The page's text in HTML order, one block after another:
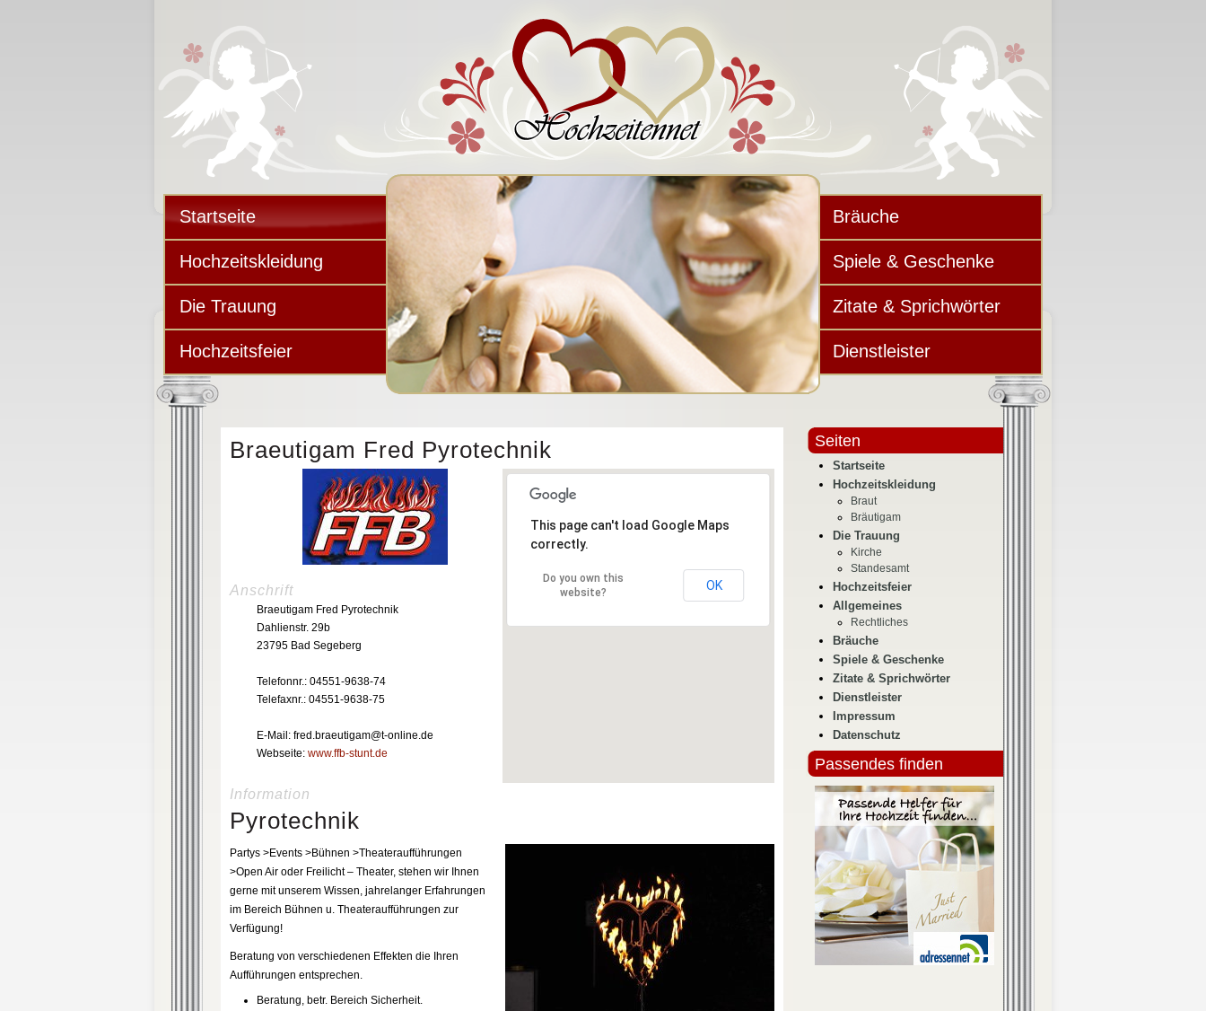
Startseite
Hochzeitskleidung
Die Trauung
Hochzeitsfeier
Bräuche
Spiele & Geschenke
Zitate & Sprichwörter
Dienstleister
Braeutigam Fred Pyrotechnik
This page can't load Google Maps
correctly.
Do you own this
website?
OK
Anschrift
Braeutigam Fred Pyrotechnik
Dahlienstr. 29b
23795 Bad Segeberg
Telefonnr.: 04551-9638-74
Telefaxnr.: 04551-9638-75
E-Mail: fred.braeutigam@t-online.de
Webseite: www.ffb-stunt.de
Information
Pyrotechnik
Partys >Events >Bühnen >Theateraufführungen
>Open Air oder Freilicht – Theater, stehen wir Ihnen
gerne mit unserem Wissen, jahrelanger Erfahrungen
im Bereich Bühnen u. Theateraufführungen zur
Verfügung!
Beratung von verschiedenen Effekten die Ihren
Aufführungen entsprechen.
Beratung, betr. Bereich Sicherheit.
Seiten
Startseite
Hochzeitskleidung
Braut
Bräutigam
Die Trauung
Kirche
Standesamt
Hochzeitsfeier
Allgemeines
Rechtliches
Bräuche
Spiele & Geschenke
Zitate & Sprichwörter
Dienstleister
Impressum
Datenschutz
Passendes finden